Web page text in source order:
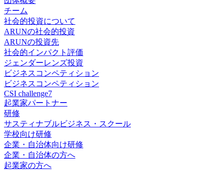
チーム
社会的投資について
ARUNの社会的投資
ARUNの投資先
社会的インパクト評価
ジェンダーレンズ投資
ビジネスコンペティション
ビジネスコンペティション
CSI challenge7
起業家パートナー
研修
サスティナブルビジネス・スクール
学校向け研修
企業・自治体向け研修
企業・自治体の方へ
起業家の方へ